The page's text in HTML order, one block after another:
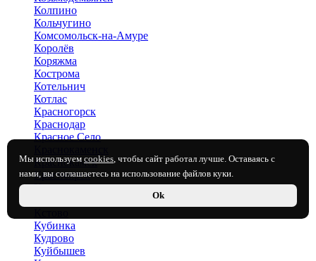
Мы используем cookies, чтобы сайт работал лучше. Оставаясь с
нами, вы соглашаетесь на использование файлов куки.
Ok
Колпино
Кольчугино
Комсомольск-на-Амуре
Королёв
Коряжма
Кострома
Котельнич
Котлас
Красногорск
Краснодар
Красное Село
Краснокамск
Красноярск
Кропоткин
Кубинка
Кудрово
Куйбышев